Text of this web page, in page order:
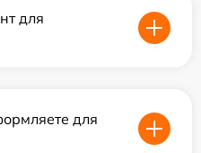
для
для